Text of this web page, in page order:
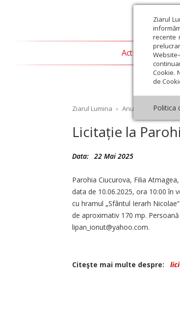
Ziarul
recente
Cookie.
de
Politica
Actualitate
Ziarul Lumina › Anunțuri ›
Licitație la
Data: 22 Mai 2025
Parohia Ciucurova, Filia
data de 10.06.2025, ora 10:00 în
cu hramul „Sfântul Ierarh
de aproximativ 170 mp.
lipan_ionut@yahoo.com.
Citeşte mai multe despre:
Octombrie Noiembrie